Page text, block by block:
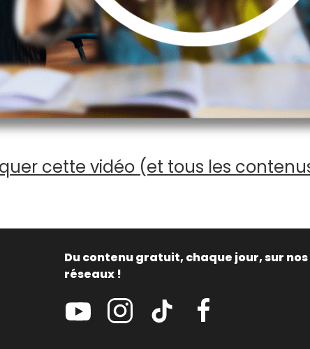
cette vidéo (et tous les
Du contenu gratuit, chaque jour, sur nos
réseaux !